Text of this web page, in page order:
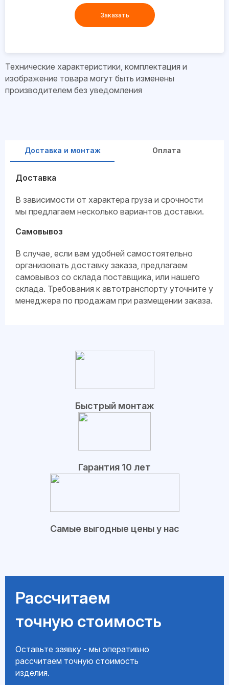
Заказать
Технические характеристики, комплектация и
изображение товара могут быть изменены
производителем без уведомления
Доставка и монтаж Оплата
Доставка
В зависимости от характера груза и срочности
мы предлагаем несколько вариантов доставки.
Самовывоз
В случае, если вам удобней самостоятельно
организовать доставку заказа, предлагаем
самовывоз со склада поставщика, или нашего
склада. Требования к автотранспорту уточните у
менеджера по продажам при размещении заказа.
Быстрый монтаж
Гарантия 10 лет
Самые выгодные цены у нас
Рассчитаем
точную стоимость
Оставьте заявку - мы оперативно
рассчитаем точную стоимость
изделия.